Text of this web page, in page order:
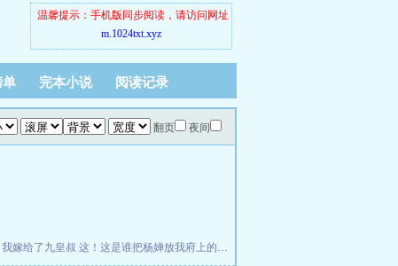
温馨提示：手机版同步阅读，请访问网址
m.1024txt.xyz
单 完本小说 阅读记录
翻页 夜间
嫁给了九皇叔 这！这是谁把杨婵放我府上的？